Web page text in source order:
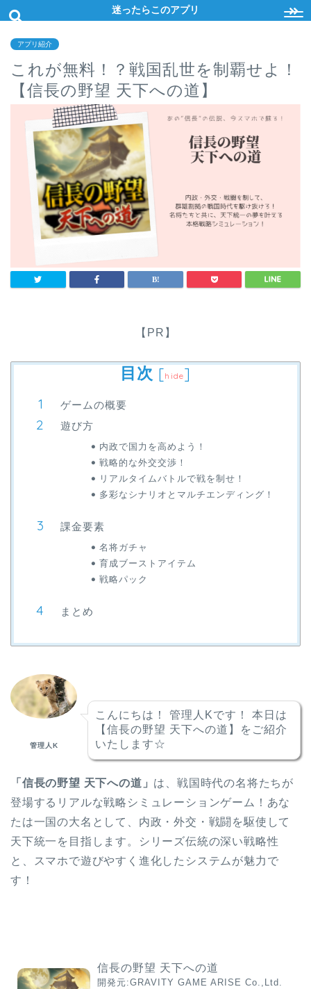
迷ったらこのアプリ
アプリ紹介
これが無料！？戦国乱世を制覇せよ！
【信長の野望 天下への道】
【PR】
目次 [hide]
ゲームの概要
遊び方
内政で国力を高めよう！
戦略的な外交交渉！
リアルタイムバトルで戦を制せ！
多彩なシナリオとマルチエンディング！
課金要素
名将ガチャ
育成ブーストアイテム
戦略パック
まとめ
管理人K
こんにちは！ 管理人Kです！ 本日は
【信長の野望 天下への道】をご紹介
いたします☆
「信長の野望 天下への道」 は、戦国時代の名将たちが
登場するリアルな戦略シミュレーションゲーム！あな
たは一国の大名として、内政・外交・戦闘を駆使して
天下統一を目指します。シリーズ伝統の深い戦略性
と、スマホで遊びやすく進化したシステムが魅力で
す！
信長の野望 天下への道
開発元:GRAVITY GAME ARISE Co.,Ltd.